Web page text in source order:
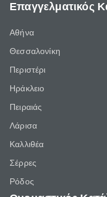
Επαγγελματικός
Αθήνα
Θεσσαλονίκη
Περιστέρι
Ηράκλειο
Πειραιάς
Λάρισα
Καλλιθέα
Σέρρες
Ρόδος